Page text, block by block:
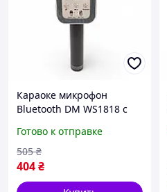
Караоке микрофон
Bluetooth DM WS1818 с
беспроводная колонка
микрофон для пения
Черный florentia
Готово к отправке
404₴
505 ₴